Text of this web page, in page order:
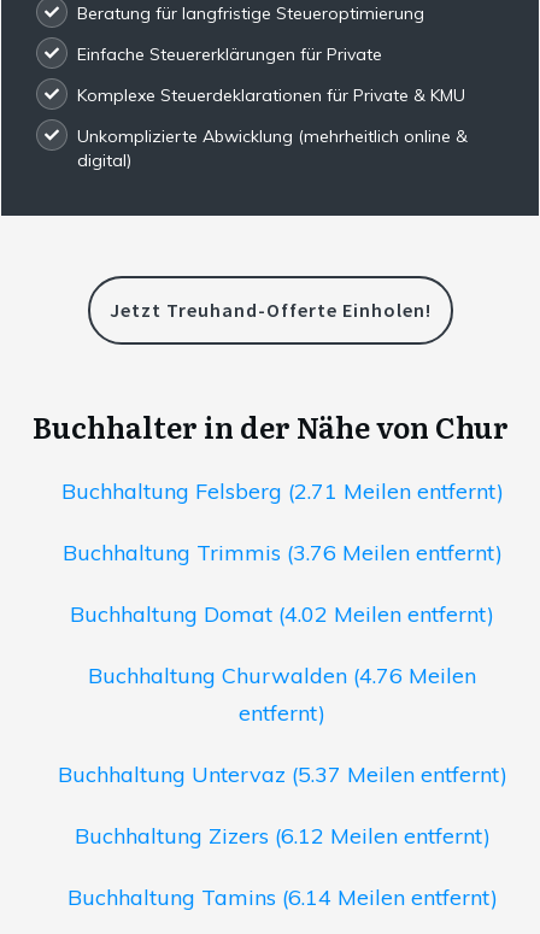
Beratung für langfristige Steueroptimierung
Einfache Steuererklärungen für Private
Komplexe Steuerdeklarationen für Private & KMU
Unkomplizierte Abwicklung (mehrheitlich online &
digital)
Jetzt Treuhand-Offerte Einholen!
Buchhalter in der Nähe von Chur
Buchhaltung Felsberg (2.71 Meilen entfernt)
Buchhaltung Trimmis (3.76 Meilen entfernt)
Buchhaltung Domat (4.02 Meilen entfernt)
Buchhaltung Churwalden (4.76 Meilen
entfernt)
Buchhaltung Untervaz (5.37 Meilen entfernt)
Buchhaltung Zizers (6.12 Meilen entfernt)
Buchhaltung Tamins (6.14 Meilen entfernt)